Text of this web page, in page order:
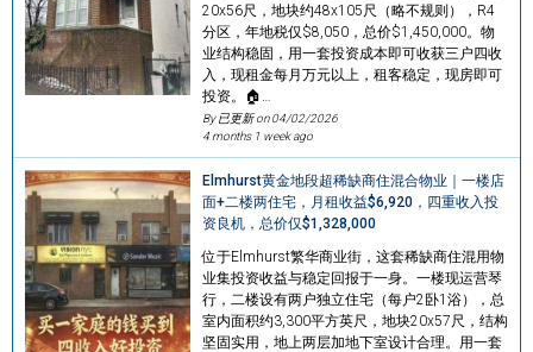
20x56尺，地块约48x105尺（略不规则），R4
分区，年地税仅$8,050，总价$1,450,000。物
业结构稳固，用一套投资成本即可收获三户四收
入，现租金每月万元以上，租客稳定，现房即可
投资。🏠…
By 已更新 on04/02/2026
4 months 1 week ago
Elmhurst黄金地段超稀缺商住混合物业｜一楼店
面+二楼两住宅，月租收益$6,920，四重收入投
资良机，总价仅$1,328,000
位于Elmhurst繁华商业街，这套稀缺商住混用物
业集投资收益与稳定回报于一身。一楼现运营琴
行，二楼设有两户独立住宅（每户2卧1浴），总
室内面积约3,300平方英尺，地块20x57尺，结构
坚固实用，地上两层加地下室设计合理。用一套